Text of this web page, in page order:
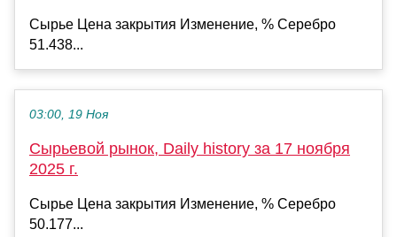
Сырье Цена закрытия Изменение, % Серебро
51.438...
03:00, 19 Ноя
Сырьевой рынок, Daily history за 17 ноября
2025 г.
Сырье Цена закрытия Изменение, % Серебро
50.177...